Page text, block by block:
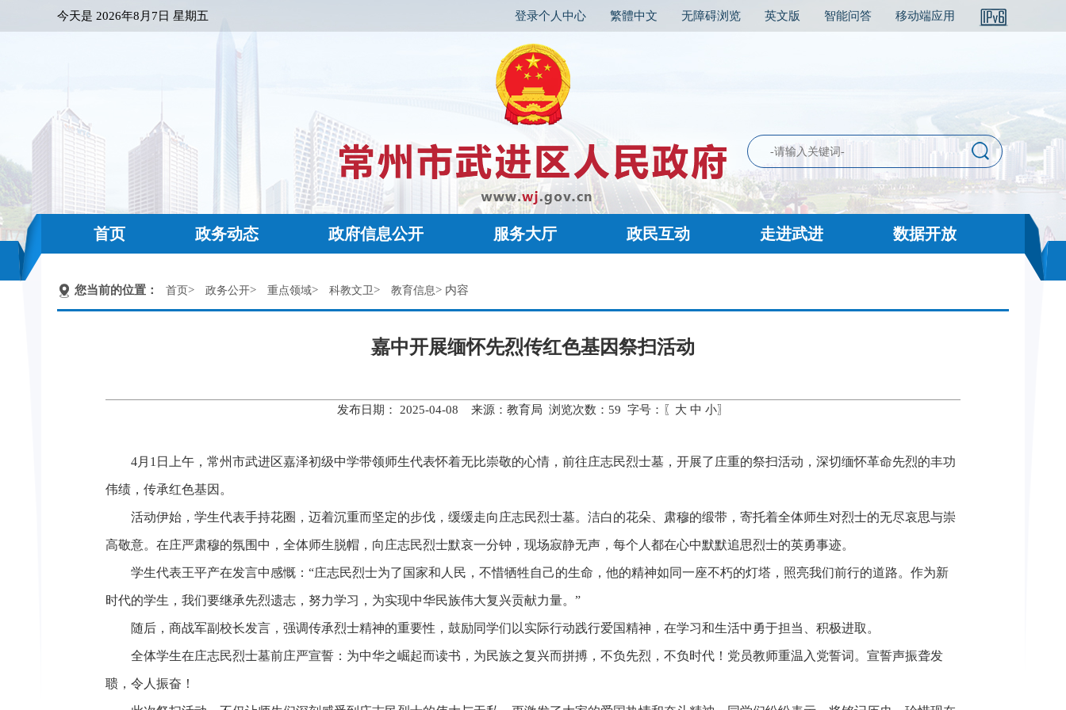
今天是 2026年8月7日 星期五 登录个人中心 繁體中文 无障碍浏览 英文版 智能问答 移动端应用
首页 政务动态 政府信息公开 服务大厅 政民互动 走进武进 数据开放
您当前的位置： 首页> 政务公开> 重点领域> 科教文卫> 教育信息> 内容
嘉中开展缅怀先烈传红色基因祭扫活动
发布日期： 2025-04-08 来源：教育局 浏览次数： 59 字号：〖 大 中 小〗
4月1日上午，常州市武进区嘉泽初级中学带领师生代表怀着无比崇敬的心情，前往庄志民烈士墓，开展了庄重的祭扫活动，深切缅怀革命先烈的丰功
伟绩，传承红色基因。
活动伊始，学生代表手持花圈，迈着沉重而坚定的步伐，缓缓走向庄志民烈士墓。洁白的花朵、肃穆的缎带，寄托着全体师生对烈士的无尽哀思与崇
高敬意。在庄严肃穆的氛围中，全体师生脱帽，向庄志民烈士默哀一分钟，现场寂静无声，每个人都在心中默默追思烈士的英勇事迹。
学生代表王平产在发言中感慨：“庄志民烈士为了国家和人民，不惜牺牲自己的生命，他的精神如同一座不朽的灯塔，照亮我们前行的道路。作为新
时代的学生，我们要继承先烈遗志，努力学习，为实现中华民族伟大复兴贡献力量。”
随后，商战军副校长发言，强调传承烈士精神的重要性，鼓励同学们以实际行动践行爱国精神，在学习和生活中勇于担当、积极进取。
全体学生在庄志民烈士墓前庄严宣誓：为中华之崛起而读书，为民族之复兴而拼搏，不负先烈，不负时代！党员教师重温入党誓词。宣誓声振聋发
聩，令人振奋！